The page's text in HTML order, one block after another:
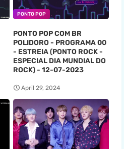
PONTO POP
PONTO POP COM BR
POLIDORO - PROGRAMA 00
- ESTREIA (PONTO ROCK -
ESPECIAL DIA MUNDIAL DO
ROCK) - 12-07-2023
April 29, 2024